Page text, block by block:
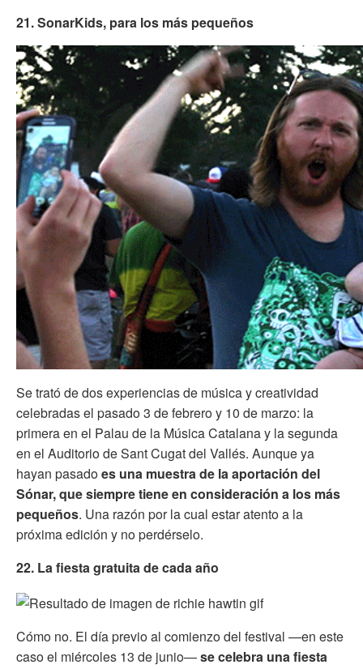
21. SonarKids, para los más pequeños
Se trató de dos experiencias de música y creatividad
celebradas el pasado 3 de febrero y 10 de marzo: la
primera en el Palau de la Música Catalana y la segunda
en el Auditorio de Sant Cugat del Vallés. Aunque ya
hayan pasadoes una muestra de la aportación del
Sónar, que siempre tiene en consideración a los más
pequeños. Una razón por la cual estar atento a la
próxima edición y no perdérselo.
22. La fiesta gratuita de cada año
Cómo no. El día previo al comienzo del festival —en este
caso el miércoles 13 de junio—se celebra una fiesta